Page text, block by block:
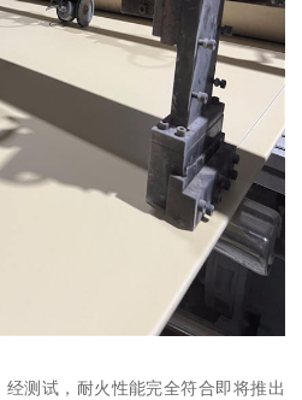
测试，耐火性能完全符合即将推出